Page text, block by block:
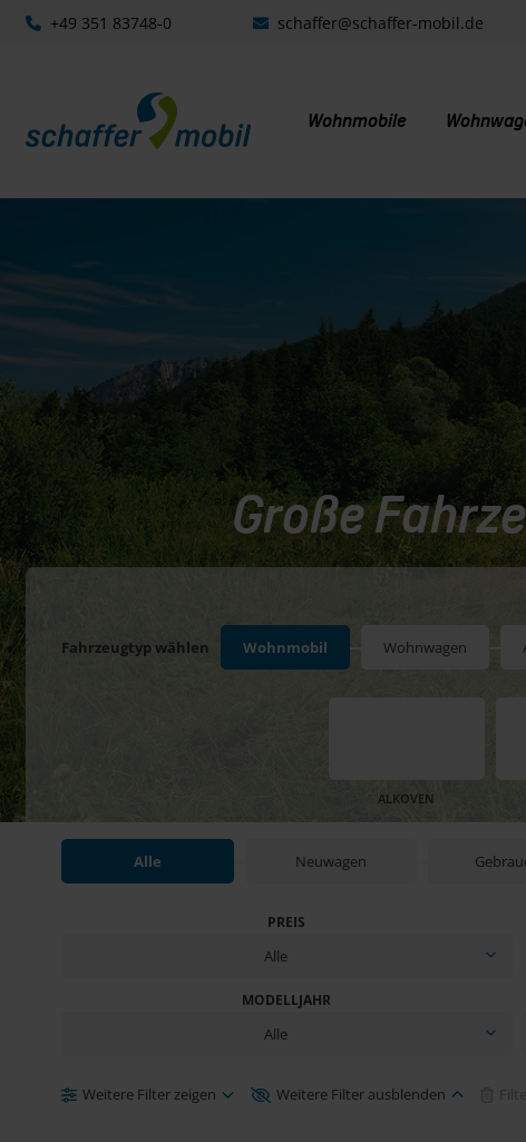
+49 351 83748-0 schaffer@schaffer-mobil.de
Wohnmobile
Große
Fahrzeugtyp wählen Wohnmobil Wohnwagen
ALKOVEN
Alle Neuwagen
PREIS
Alle
MODELLJAHR
Alle
Weitere Filter zeigen Weitere Filter ausblenden